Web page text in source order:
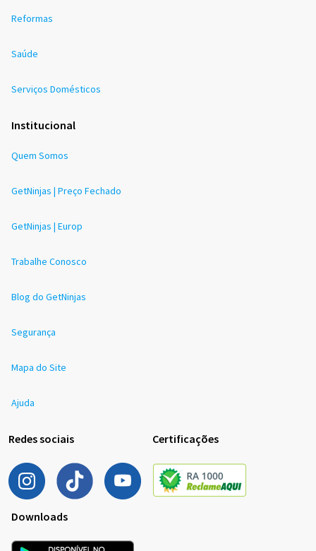
Reformas
Saúde
Serviços Domésticos
Institucional
Quem Somos
GetNinjas | Preço Fechado
GetNinjas | Europ
Trabalhe Conosco
Blog do GetNinjas
Segurança
Mapa do Site
Ajuda
Redes sociais Certificações
Downloads